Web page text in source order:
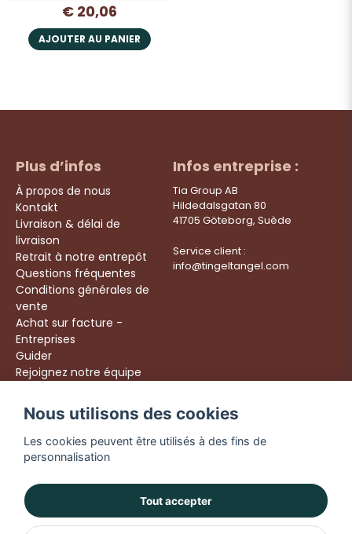
Envoyer la question
€ 20,06
AJOUTER AU PANIER
Plus d’infos
À propos de nous
Kontakt
Livraison & délai de
livraison
Retrait à notre entrepôt
Questions fréquentes
Conditions générales de
vente
Achat sur facture -
Entreprises
Guider
Rejoignez notre équipe
Infos entreprise :
Tia Group AB
Hildedalsgatan 80
41705 Göteborg, Suède
Service client :
info@tingeltangel.com
Följ oss:
Facebook
Livraison rapide
Achats sécurisés
Nous utilisons des cookies
Les cookies peuvent être utilisés à des fins de
personnalisation
Tout accepter